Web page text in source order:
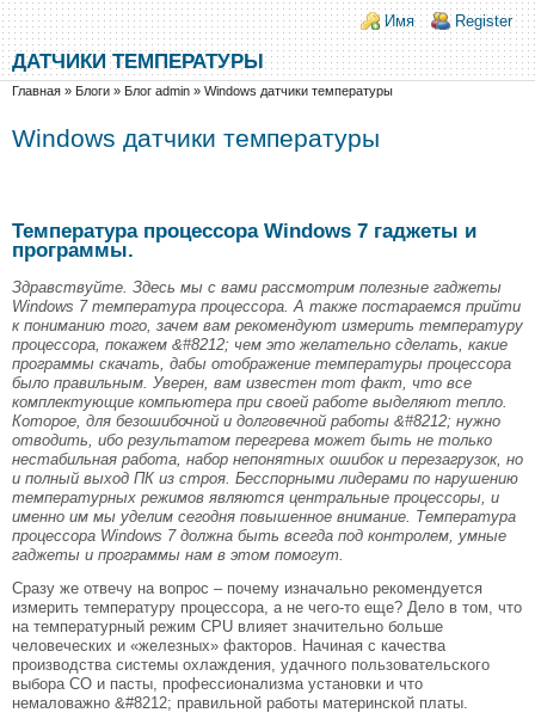
Перейти к основному содержанию
Skip to search
Login links
Имя Register
ДАТЧИКИ ТЕМПЕРАТУРЫ
Вы здесь
Главная » Блоги » Блог admin » Windows датчики температуры
Windows датчики температуры
Температура процессора Windows 7 гаджеты и
программы.
Здравствуйте. Здесь мы с вами рассмотрим полезные гаджеты
Windows 7 температура процессора. А также постараемся прийти
к пониманию того, зачем вам рекомендуют измерить температуру
процессора, покажем &#8212; чем это желательно сделать, какие
программы скачать, дабы отображение температуры процессора
было правильным. Уверен, вам известен тот факт, что все
комплектующие компьютера при своей работе выделяют тепло.
Которое, для безошибочной и долговечной работы &#8212; нужно
отводить, ибо результатом перегрева может быть не только
нестабильная работа, набор непонятных ошибок и перезагрузок, но
и полный выход ПК из строя. Бесспорными лидерами по нарушению
температурных режимов являются центральные процессоры, и
именно им мы уделим сегодня повышенное внимание. Температура
процессора Windows 7 должна быть всегда под контролем, умные
гаджеты и программы нам в этом помогут.
Сразу же отвечу на вопрос – почему изначально рекомендуется
измерить температуру процессора, а не чего-то еще? Дело в том, что
на температурный режим CPU влияет значительно больше
человеческих и «железных» факторов. Начиная с качества
производства системы охлаждения, удачного пользовательского
выбора СО и пасты, профессионализма установки и что
немаловажно &#8212; правильной работы материнской платы.